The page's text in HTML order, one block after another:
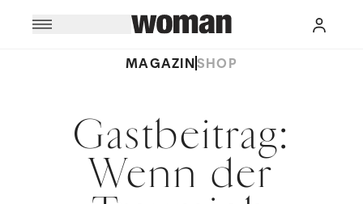
MAGAZINSHOP
Gastbeitrag:
Wenn der